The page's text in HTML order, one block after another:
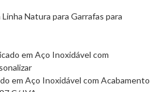
Natura para Garrafas para
em Aço Inoxidável com Acabamento